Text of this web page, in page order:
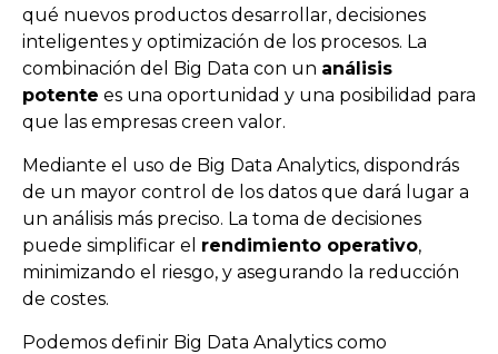
qué nuevos productos desarrollar, decisiones
inteligentes y optimización de los procesos. La
combinación del Big Data con un análisis
potente es una oportunidad y una posibilidad para
que las empresas creen valor.
Mediante el uso de Big Data Analytics, dispondrás
de un mayor control de los datos que dará lugar a
un análisis más preciso. La toma de decisiones
puede simplificar el rendimiento operativo,
minimizando el riesgo, y asegurando la reducción
de costes.
Podemos definir Big Data Analytics como